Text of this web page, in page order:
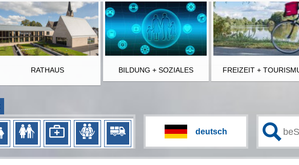
RATHAUS BILDUNG + SOZIALES FREIZEIT +